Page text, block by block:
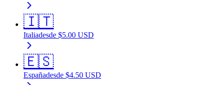
🇮🇹
Italiadesde $5.00 USD
🇪🇸
Españadesde $4.50 USD